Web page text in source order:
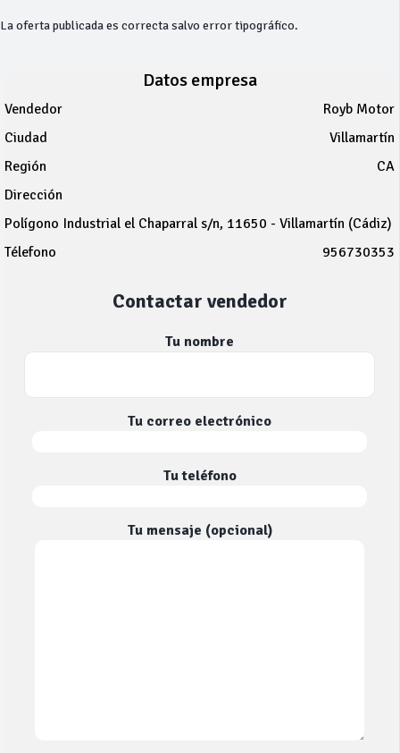
La oferta publicada es correcta salvo error tipográfico.
Datos empresa
Vendedor
Royb Motor
Ciudad
Villamartín
Región
CA
Dirección
Polígono Industrial el Chaparral s/n, 11650 - Villamartín (Cádiz)
Télefono
956730353
Contactar vendedor
Tu nombre
Tu correo electrónico
Tu teléfono
Tu mensaje (opcional)